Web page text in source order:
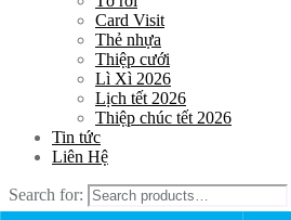
Card Visit
Thẻ nhựa
Thiệp cưới
Lì Xì 2026
Lịch tết 2026
Thiệp chúc tết 2026
Tin tức
Liên Hệ
Search for: